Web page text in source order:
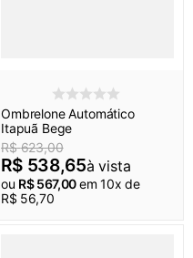
Ombrelone Automático
Itapuã Bege
R$ 623,00
R$ 538,65à vista
ou R$ 567,00em10x de
R$ 56,70